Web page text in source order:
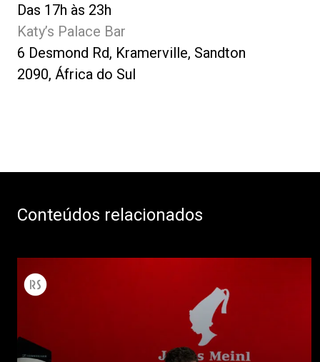
Das 17h às 23h
Katy’s Palace Bar
6 Desmond Rd, Kramerville, Sandton
2090, África do Sul
Conteúdos relacionados